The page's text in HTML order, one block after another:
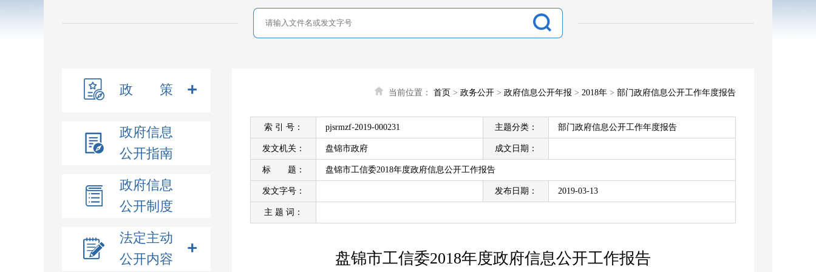
政 策
政府信息
公开指南
政府信息
公开制度
法定主动
公开内容
当前位置： 首页 > 政务公开 > 政府信息公开年报 > 2018年 > 部门政府信息公开工作年度报告
索 引 号： pjsrmzf-2019-000231 主题分类： 部门政府信息公开工作年度报告
发文机关： 盘锦市政府 成文日期：
标 题： 盘锦市工信委2018年度政府信息公开工作报告
发文字号： 发布日期： 2019-03-13
主 题 词：
盘锦市工信委2018年度政府信息公开工作报告